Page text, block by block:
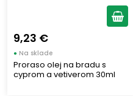
9,23 €
● Na sklade
Proraso olej na bradu s
cyprom a vetiverom 30ml